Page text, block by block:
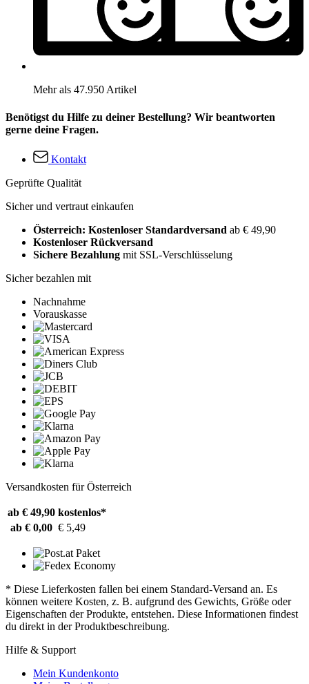
Mehr als 47.950 Artikel
Benötigst du Hilfe zu deiner Bestellung? Wir beantworten
gerne deine Fragen.
Kontakt
Geprüfte Qualität
Sicher und vertraut einkaufen
Österreich: Kostenloser Standardversand ab € 49,90
Kostenloser Rückversand
Sichere Bezahlung mit SSL-Verschlüsselung
Sicher bezahlen mit
Nachnahme
Vorauskasse
Versandkosten für Österreich
ab € 49,90 kostenlos*
ab € 0,00 € 5,49
* Diese Lieferkosten fallen bei einem Standard-Versand an. Es
können weitere Kosten, z. B. aufgrund des Gewichts, Größe oder
Eigenschaften der Produkte, entstehen. Diese Informationen findest
du direkt in der Produktbeschreibung.
Hilfe & Support
Mein Kundenkonto